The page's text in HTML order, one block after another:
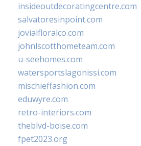
insideoutdecoratingcentre.com
salvatoresinpoint.com
jovialfloralco.com
johnlscotthometeam.com
u-seehomes.com
watersportslagonissi.com
mischieffashion.com
eduwyre.com
retro-interiors.com
theblvd-boise.com
fpet2023.org